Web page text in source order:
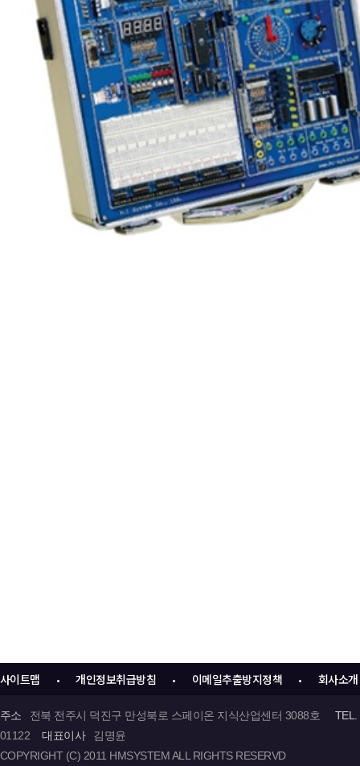
사이트맵 • 개인정보취급방침 • 이메일추출방지정책 • 회사소개
주소 전북 전주시 덕진구 만성북로 스페이온 지식산업센터 3088호
TEL.
01122
대표이사
김명윤
COPYRIGHT (C) 2011 HMSYSTEM ALL RIGHTS RESERVD